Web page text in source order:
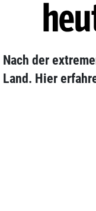
Nach der
Land. Hier